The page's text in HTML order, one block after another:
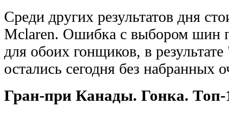
Среди других результатов дня
Mclaren. Ошибка с выбором шин
для обоих гонщиков, в
остались сегодня без набранных
Гран-при Канады. Гонка. Топ-